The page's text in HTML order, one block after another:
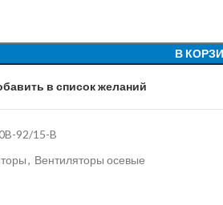
В
в список желаний
92/15-B
, Вентиляторы осевые